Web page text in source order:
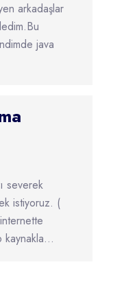
arkadaşlar
java
severek
istiyoruz. (
kaynakla...